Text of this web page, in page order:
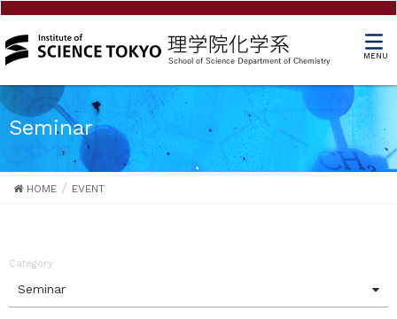
MENU
Seminar
HOME EVENT
Category
Seminar